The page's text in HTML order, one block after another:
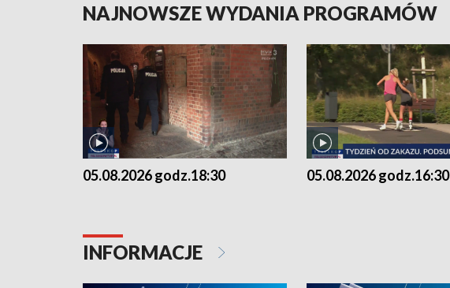
NAJNOWSZE WYDANIA PROGRAMÓW
05.08.2026 godz.18:30 05.08.2026 godz.16:30
INFORMACJE